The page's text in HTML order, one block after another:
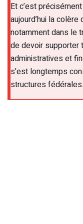
Et c’est
aujourd’hui la
notamment dans le
de devoir supporter
administratives et
s’est longtemps
structures fédérales.